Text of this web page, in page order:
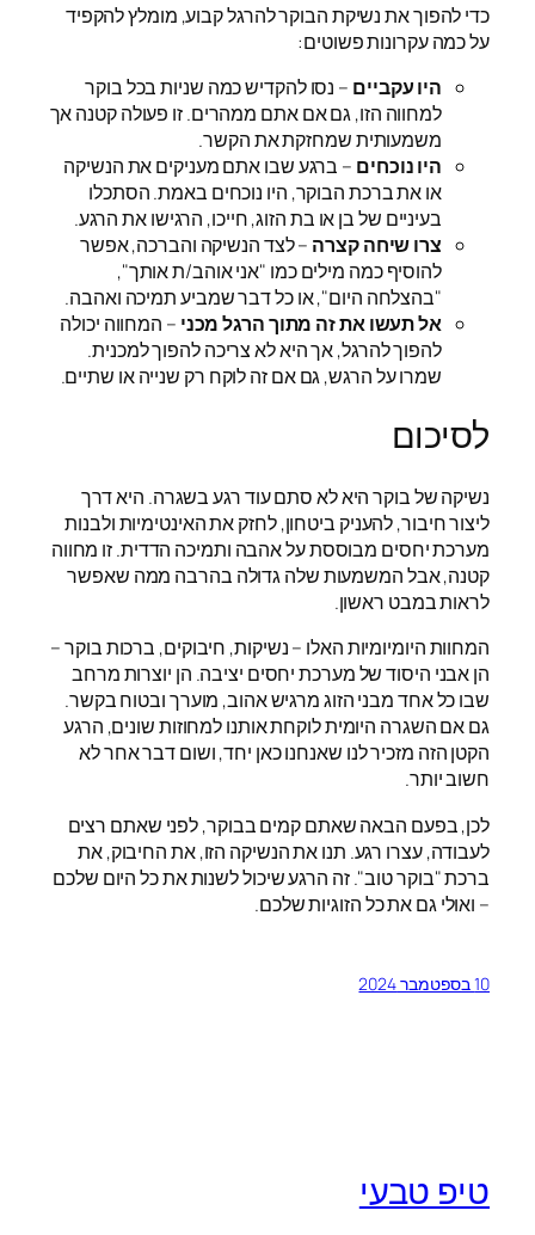
כדי להפוך את נשיקת הבוקר להרגל קבוע, מומלץ להקפיד
על כמה עקרונות פשוטים:
היו עקביים – נסו להקדיש כמה שניות בכל בוקר
למחווה הזו, גם אם אתם ממהרים. זו פעולה קטנה אך
משמעותית שמחזקת את הקשר.
היו נוכחים – ברגע שבו אתם מעניקים את הנשיקה
או את ברכת הבוקר, היו נוכחים באמת. הסתכלו
בעיניים של בן או בת הזוג, חייכו, הרגישו את הרגע.
צרו שיחה קצרה – לצד הנשיקה והברכה, אפשר
להוסיף כמה מילים כמו "אני אוהב/ת אותך",
"בהצלחה היום", או כל דבר שמביע תמיכה ואהבה.
אל תעשו את זה מתוך הרגל מכני – המחווה יכולה
להפוך להרגל, אך היא לא צריכה להפוך למכנית.
שמרו על הרגש, גם אם זה לוקח רק שנייה או שתיים.
לסיכום
נשיקה של בוקר היא לא סתם עוד רגע בשגרה. היא דרך
ליצור חיבור, להעניק ביטחון, לחזק את האינטימיות ולבנות
מערכת יחסים מבוססת על אהבה ותמיכה הדדית. זו מחווה
קטנה, אבל המשמעות שלה גדולה בהרבה ממה שאפשר
לראות במבט ראשון.
המחוות היומיומיות האלו – נשיקות, חיבוקים, ברכות בוקר –
הן אבני היסוד של מערכת יחסים יציבה. הן יוצרות מרחב
שבו כל אחד מבני הזוג מרגיש אהוב, מוערך ובטוח בקשר.
גם אם השגרה היומית לוקחת אותנו למחוזות שונים, הרגע
הקטן הזה מזכיר לנו שאנחנו כאן יחד, ושום דבר אחר לא
חשוב יותר.
לכן, בפעם הבאה שאתם קמים בבוקר, לפני שאתם רצים
לעבודה, עצרו רגע. תנו את הנשיקה הזו, את החיבוק, את
ברכת "בוקר טוב". זה הרגע שיכול לשנות את כל היום שלכם
– ואולי גם את כל הזוגיות שלכם.
10 בספטמבר 2024
טיפ טבעי